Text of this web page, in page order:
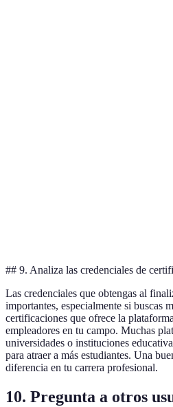
## 9. Analiza las credenciales de
Las credenciales que obtengas al
importantes, especialmente si buscas
certificaciones que ofrece la
empleadores en tu campo. Muchas
universidades o instituciones
para atraer a más estudiantes. Una
diferencia en tu carrera profesional.
10. Pregunta a otros